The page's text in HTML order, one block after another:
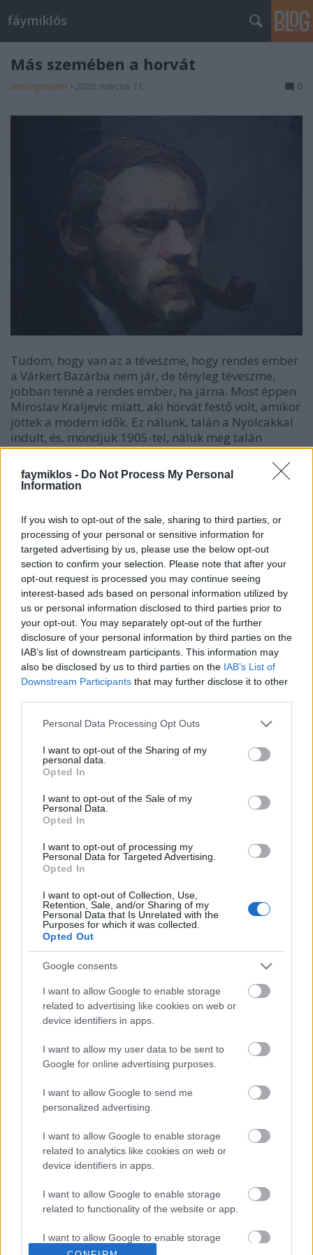
faymiklos - Do Not Process My Personal
Information
If you wish to opt-out of the sale, sharing to third parties, or
processing of your personal or sensitive information for
targeted advertising by us, please use the below opt-out
section to confirm your selection. Please note that after your
opt-out request is processed you may continue seeing
interest-based ads based on personal information utilized by
us or personal information disclosed to third parties prior to
your opt-out. You may separately opt-out of the further
disclosure of your personal information by third parties on the
IAB’s list of downstream participants. This information may
also be disclosed by us to third parties on the IAB’s List of
Downstream Participants that may further disclose it to other
Please note that this website/app uses one or more Google
not limited to your visit or usage behaviour. You may click to
grant or deny consent to Google and its third-party tags to
use your data for below specified purposes in below Google
consent section.
Personal Data Processing Opt Outs
I want to opt-out of the Sharing of my
personal data.
Opted In
I want to opt-out of the Sale of my
Personal Data.
Opted In
I want to opt-out of processing my
Personal Data for Targeted Advertising.
Opted In
I want to opt-out of Collection, Use,
Retention, Sale, and/or Sharing of my
Personal Data that Is Unrelated with the
Purposes for which it was collected.
Opted Out
Google consents
I want to allow Google to enable storage
related to advertising like cookies on web or
device identifiers in apps.
I want to allow my user data to be sent to
Google for online advertising purposes.
I want to allow Google to send me
personalized advertising.
I want to allow Google to enable storage
related to analytics like cookies on web or
device identifiers in apps.
I want to allow Google to enable storage
related to functionality of the website or app.
I want to allow Google to enable storage
related to personalization.
fáymiklós
Más szemében a horvát
stolzingimalter • 2020. március 11. 0
Tudom, hogy van az a téveszme, hogy rendes ember
a Várkert Bazárba nem jár, de tényleg téveszme,
jobban tenné a rendes ember, ha járna. Most éppen
Miroslav Kraljevic miatt, aki horvát festő volt, amikor
jöttek a modern idők. Ez nálunk, talán a Nyolcakkal
indult, és, mondjuk 1905-tel, náluk meg talán
Kraljeviccsal, és 1910-zel. A festő élete még a
rövidnél is rövidebb volt, Kraljevic 28 évesen
meghalt, és a festészetben a csodagyerekség sokkal
elkezdte, vagy talán el sem kezdte, el sem tudjuk
képzelni, mit nem kezdett el a tbc miatt. Csak azt
látni, hogy tud, nagyon jól rajzol, nagyon jól fest,
lazán és nagyvonalúan, könnyű ecsettel és mégsem
súlytalanul. Azt látni, hogy kopasz lett volna, ha
megéri.
Azt látni, amit nem annyira jó látni. Magunkat.
Esterházy Péter írta valami régi focimeccs kapcsán,
hogy „gondoltuk, mi sérós fővárosiak, jól
kigurigázzuk ezeket a derék bányászokat”.
Szeretnénk itt mi úgy tenni, mintha mi volnánk a
de hát a vonat egyre gyorsabb, ti meg egyre csak
szaladtok… Hiszen ezt nekünk is mondhatják más,
nagyobb és még sérósabb fővárosiak. Lehetnénk
csak akkor önelégültek, ha valami egészen-egészen
Címkék:Várkert Bazár Miroslav Kraljevic
Ajánlott bejegyzések:
Mephisto a tengerparton
Dugótánc
Trakl-kalandok
Bronzpulóver